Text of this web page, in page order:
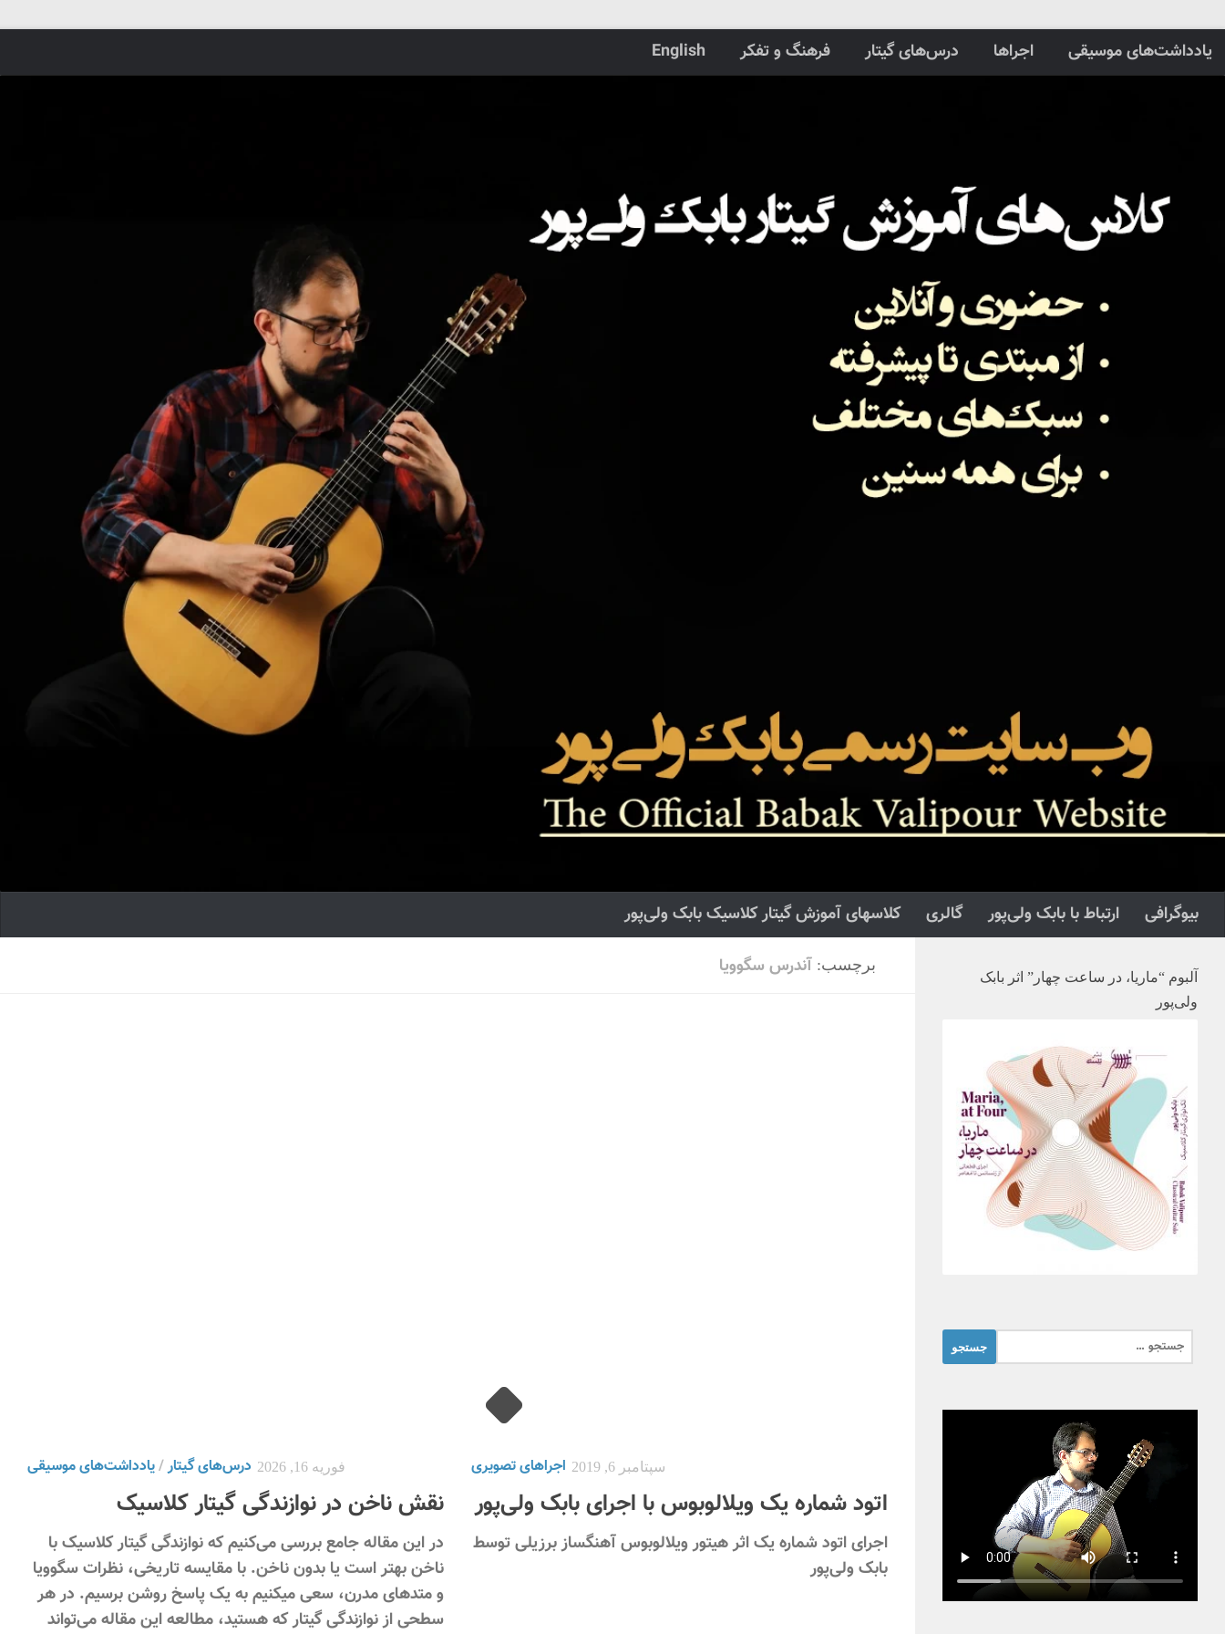
یادداشت‌های موسیقی اجراها درس‌های گیتار فرهنگ و تفکر English
بیوگرافی ارتباط با بابک ولی‌پور گالری کلاسهای آموزش گیتار کلاسیک بابک ولی‌پور
برچسب: آندرس سگوویا
درس‌های گیتار/یادداشت‌های موسیقی فوریه 16, 2026
نقش ناخن در نوازندگی گیتار کلاسیک
در این مقاله جامع بررسی می‌کنیم که نوازندگی گیتار کلاسیک با
ناخن بهتر است یا بدون ناخن. با مقایسه تاریخی، نظرات سگوویا
و متدهای مدرن، سعی میکنیم به یک پاسخ روشن برسیم. در هر
سطحی از نوازندگی گیتار که هستید، مطالعه این مقاله می‌تواند
اجراهای تصویری سپتامبر 6, 2019
اتود شماره یک ویلالوبوس با اجرای بابک ولی‌پور
اجرای اتود شماره یک اثر هیتور ویلالوبوس آهنگساز برزیلی توسط
بابک ولی‌پور
آلبوم “ماریا، در ساعت چهار” اثر بابک
ولی‌پور
جستجو
برای: